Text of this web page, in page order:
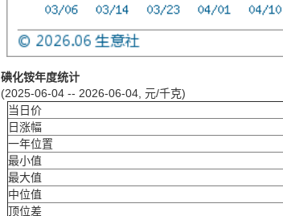
碘化铵年度统计
(2025-06-04 -- 2026-06-04, 元/千克)
当日价
日涨幅
一年位置
最小值
最大值
中位值
顶位差